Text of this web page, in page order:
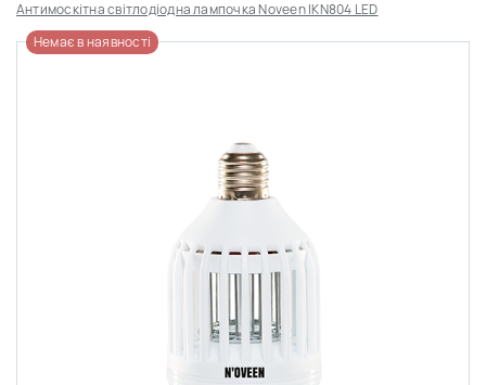
Антимоскітна світлодіодна лампочка Noveen IKN804 LED
Немає в наявності